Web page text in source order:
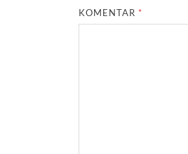
KOMENTAR *